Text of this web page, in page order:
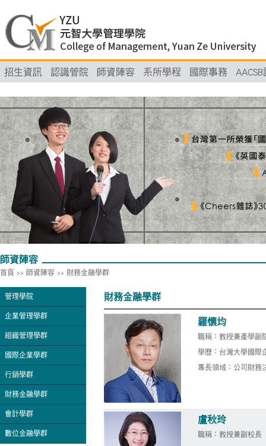
招生資訊 認識管院 師資陣容 系所學程 國際事務
師資陣容
首頁 >> 師資陣容 >> 財務金融學群
管理學院
企業管理學群
組織管理學群
國際企業學群
行銷學群
財務金融學群
會計學群
數位金融學群
財務金融學群
羅懷均
職稱：教授兼產學副
學歷：台灣大學國際
專長領域：公司財務
盧秋玲
職稱：教授兼副校長